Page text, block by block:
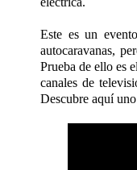
Este es un
autocaravanas,
Prueba de ello es
canales de
Descubre aquí